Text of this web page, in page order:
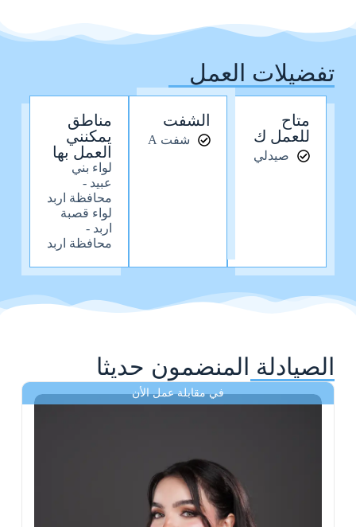
تفضيلات العمل
متاح
للعمل ك
صيدلي
الشفت
شفت A
مناطق
يمكنني
العمل بها
لواء بني
عبيد -
محافظة اربد
لواء قصبة
اربد -
محافظة اربد
الصيادلة المنضمون حديثا
في مقابلة عمل الأن